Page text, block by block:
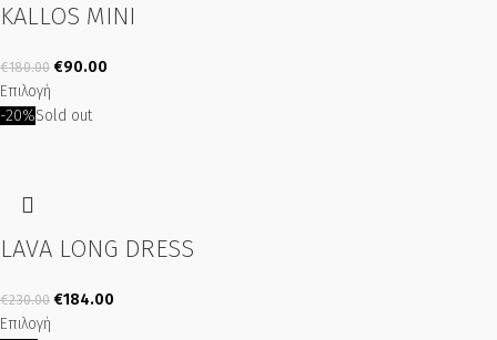
KALLOS MINI
€180.00 €90.00
Επιλογή
-20%Sold out
LAVA LONG DRESS
€230.00 €184.00
Επιλογή